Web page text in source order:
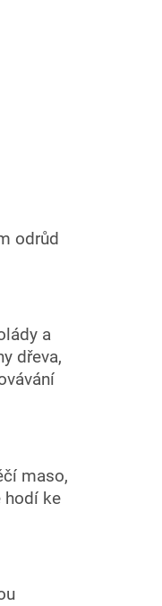
odrůd
a
dřeva,
maso,
hodí ke